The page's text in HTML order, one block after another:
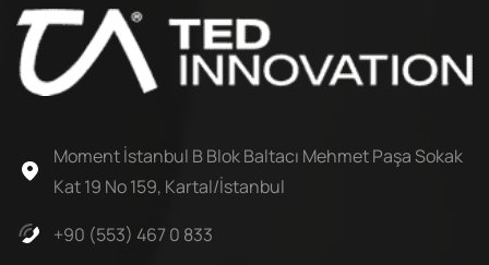
Moment İstanbul B Blok Baltacı Mehmet Paşa Sokak
Kat 19 No 159, Kartal/İstanbul
+90 (553) 467 0 833